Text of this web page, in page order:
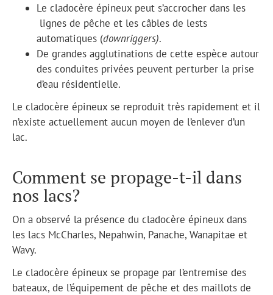
Le cladocère épineux peut s’accrocher dans les
lignes de pêche et les câbles de lests
automatiques (downriggers).
De grandes agglutinations de cette espèce autour
des conduites privées peuvent perturber la prise
d’eau résidentielle.
Le cladocère épineux se reproduit très rapidement et il
n’existe actuellement aucun moyen de l’enlever d’un
lac.
Comment se propage-t-il dans
nos lacs?
On a observé la présence du cladocère épineux dans
les lacs McCharles, Nepahwin, Panache, Wanapitae et
Wavy.
Le cladocère épineux se propage par l’entremise des
bateaux, de l’équipement de pêche et des maillots de